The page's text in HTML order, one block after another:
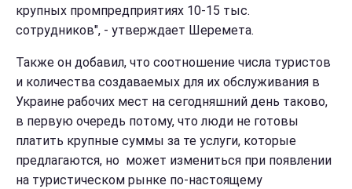
крупных промпредприятиях 10-15 тыс.
сотрудников", - утверждает Шеремета.
Также он добавил, что соотношение числа туристов
и количества создаваемых для их обслуживания в
Украине рабочих мест на сегодняшний день таково,
в первую очередь потому, что люди не готовы
платить крупные суммы за те услуги, которые
предлагаются, но может измениться при появлении
на туристическом рынке по-настоящему